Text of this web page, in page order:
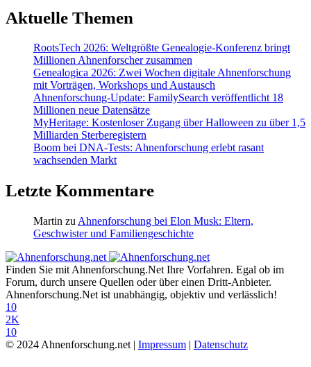
Aktuelle Themen
RootsTech 2026: Weltgrößte Genealogie-Konferenz bringt
Millionen Ahnenforscher zusammen
Genealogica 2026: Zwei Wochen digitale Ahnenforschung
mit Vorträgen, Workshops und Austausch
Ahnenforschung-Update: FamilySearch veröffentlicht 18
Millionen neue Datensätze
MyHeritage: Kostenloser Zugang über Halloween zu über 1,5
Milliarden Sterberegistern
Boom bei DNA-Tests: Ahnenforschung erlebt rasant
wachsenden Markt
Letzte Kommentare
Martin zu Ahnenforschung bei Elon Musk: Eltern,
Geschwister und Familiengeschichte
Finden Sie mit Ahnenforschung.Net Ihre Vorfahren. Egal ob im
Forum, durch unsere Quellen oder über einen Dritt-Anbieter.
Ahnenforschung.Net ist unabhängig, objektiv und verlässlich!
10
2K
10
© 2024 Ahnenforschung.net | Impressum | Datenschutz